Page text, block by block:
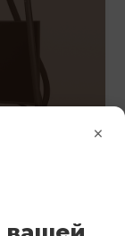
×